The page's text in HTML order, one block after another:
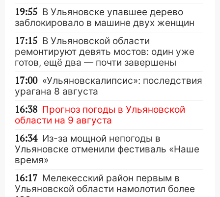
19:55 В Ульяновске упавшее дерево
заблокировало в машине двух женщин
17:15 В Ульяновской области
ремонтируют девять мостов: один уже
готов, ещё два — почти завершены
17:00 «Ульяновскалипсис»: последствия
урагана 8 августа
16:38 Прогноз погоды в Ульяновской
области на 9 августа
16:34 Из-за мощной непогоды в
Ульяновске отменили фестиваль «Наше
время»
16:17 Мелекесский район первым в
Ульяновской области намолотил более